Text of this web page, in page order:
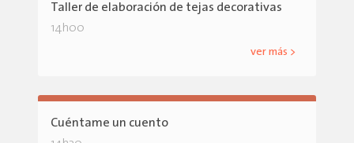
Taller de elaboración de tejas decorativas
14h00
ver más >
Cuéntame un cuento